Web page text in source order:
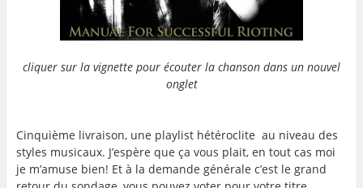
cliquer sur la vignette pour écouter la chanson dans un nouvel
onglet
Cinquième livraison, une playlist hétéroclite au niveau des
styles musicaux. J’espère que ça vous plait, en tout cas moi
je m’amuse bien! Et à la demande générale c’est le grand